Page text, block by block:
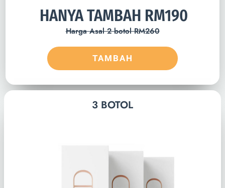
HANYA TAMBAH RM190
Harga Asal 2 botol RM260
TAMBAH
3 BOTOL